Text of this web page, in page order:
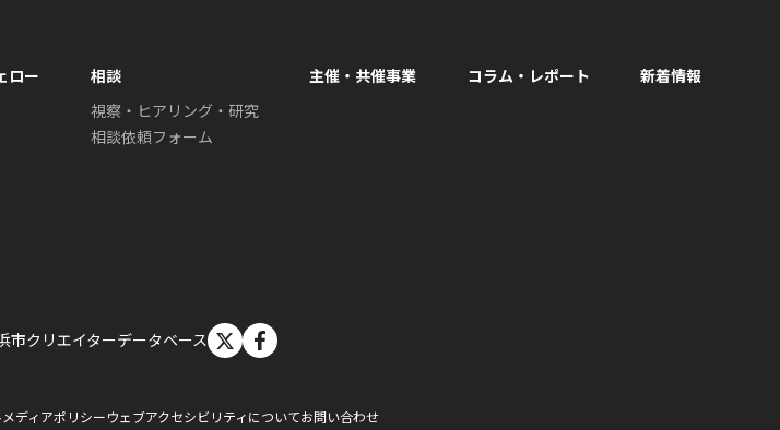
ロー
相談
視察・ヒアリング・研究
相談依頼フォーム
主催・共催事業 コラム・レポート 新着情報
市クリエイターデータベース X
ディアポリシーウェブアクセシビリティについてお問い合わせ